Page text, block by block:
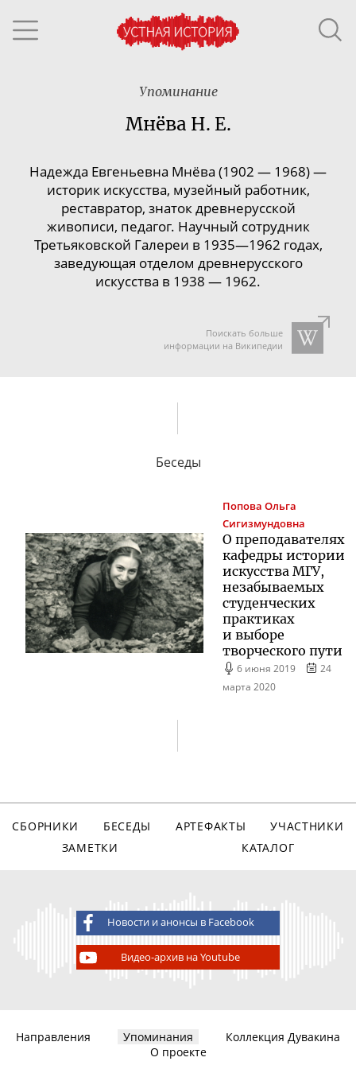
Упоминание
Мнёва Н. Е.
Надежда Евгеньевна Мнёва (1902 — 1968) —
историк искусства, музейный работник,
реставратор, знаток древнерусской
живописи, педагог. Научный сотрудник
Третьяковской Галереи в 1935—1962 годах,
заведующая отделом древнерусского
искусства в 1938 — 1962.
Поискать больше
информации на Википедии
Беседы
Попова Ольга
Сигизмундовна
О преподавателях
кафедры истории
искусства МГУ,
незабываемых
студенческих
практиках
и выборе
творческого пути
6 июня 2019
24
марта 2020
СБОРНИКИ БЕСЕДЫ АРТЕФАКТЫ
УЧАСТНИКИ
ЗАМЕТКИ
КАТАЛОГ
Новости и анонсы в Facebook
Видео-архив на Youtube
Направления Упоминания
Коллекция Дувакина
О проекте